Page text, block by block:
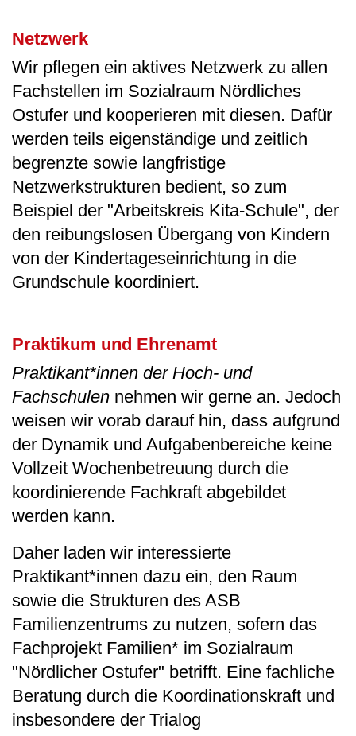
Netzwerk
Wir pflegen ein aktives Netzwerk zu allen
Fachstellen im Sozialraum Nördliches
Ostufer und kooperieren mit diesen. Dafür
werden teils eigenständige und zeitlich
begrenzte sowie langfristige
Netzwerkstrukturen bedient, so zum
Beispiel der "Arbeitskreis Kita-Schule", der
den reibungslosen Übergang von Kindern
von der Kindertageseinrichtung in die
Grundschule koordiniert.
Praktikum und Ehrenamt
Praktikant*innen der Hoch- und
Fachschulen nehmen wir gerne an. Jedoch
weisen wir vorab darauf hin, dass aufgrund
der Dynamik und Aufgabenbereiche keine
Vollzeit Wochenbetreuung durch die
koordinierende Fachkraft abgebildet
werden kann.
Daher laden wir interessierte
Praktikant*innen dazu ein, den Raum
sowie die Strukturen des ASB
Familienzentrums zu nutzen, sofern das
Fachprojekt Familien* im Sozialraum
"Nördlicher Ostufer" betrifft. Eine fachliche
Beratung durch die Koordinationskraft und
insbesondere der Trialog